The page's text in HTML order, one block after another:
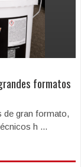
formatos
de gran formato,
h ...